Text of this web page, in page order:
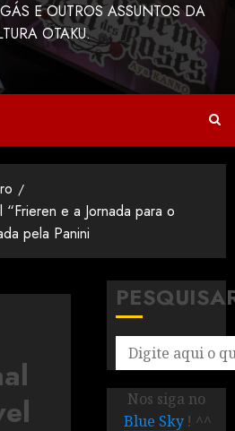
E OUTROS ASSUNTOS DA
OTAKU.
e a Jornada para o
pela Panini
Nos siga no
Blue Sky ! ^^